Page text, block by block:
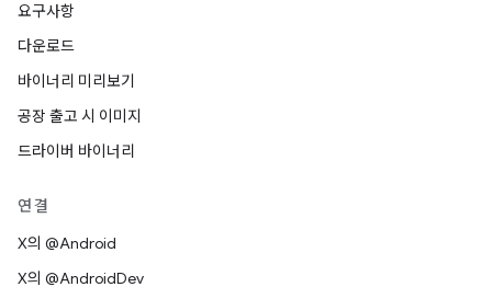
요구사항
다운로드
바이너리 미리보기
공장 출고 시 이미지
드라이버 바이너리
연결
X의 @Android
X의 @AndroidDev